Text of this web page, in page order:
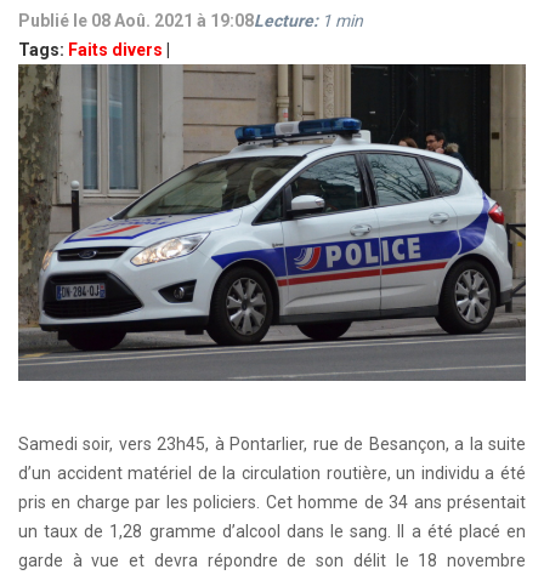
Publié le 08 Aoû. 2021 à 19:08
Tags: Faits divers
Lecture: 1 min
Samedi soir, vers 23h45, à Pontarlier, rue de Besançon, a la suite
d’un accident matériel de la circulation routière, un individu a été
pris en charge par les policiers. Cet homme de 34 ans présentait
un taux de 1,28 gramme d’alcool dans le sang. Il a été placé en
garde à vue et devra répondre de son délit le 18 novembre